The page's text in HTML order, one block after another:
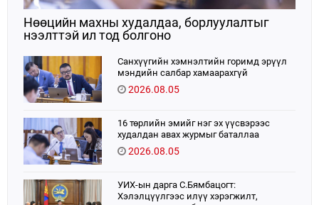
Нөөцийн махны худалдаа, борлуулалтыг
нээлттэй ил тод болгоно
Санхүүгийн хэмнэлтийн горимд эрүүл
мэндийн салбар хамаарахгүй
2026.08.05
16 төрлийн эмийг нэг эх үүсвэрээс
худалдан авах журмыг баталлаа
2026.08.05
УИХ-ын дарга С.Бямбацогт:
Хэлэлцүүлгээс илүү хэрэгжилт,